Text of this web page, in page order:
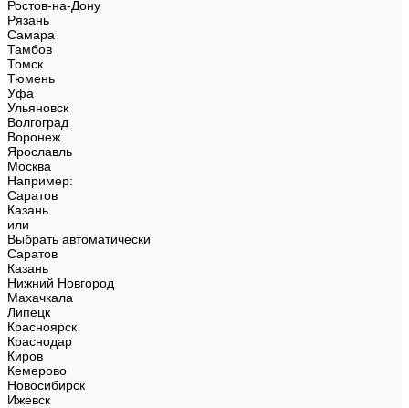
Ростов-на-Дону
Рязань
Самара
Тамбов
Томск
Тюмень
Уфа
Ульяновск
Волгоград
Воронеж
Ярославль
Москва
Например:
Саратов
Казань
или
Выбрать автоматически
Саратов
Казань
Нижний Новгород
Махачкала
Липецк
Красноярск
Краснодар
Киров
Кемерово
Новосибирск
Ижевск